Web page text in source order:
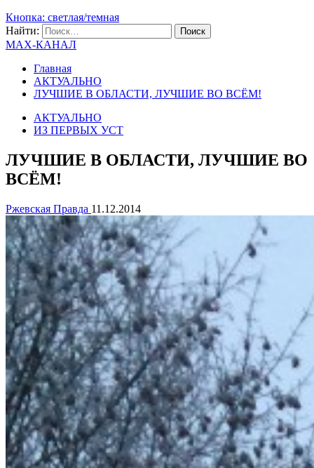
Кнопка: светлая/темная
Найти:
MAX-КАНАЛ
Главная
АКТУАЛЬНО
ЛУЧШИЕ В ОБЛАСТИ, ЛУЧШИЕ ВО ВСЁМ!
АКТУАЛЬНО
ИЗ ПЕРВЫХ УСТ
ЛУЧШИЕ В ОБЛАСТИ, ЛУЧШИЕ ВО
ВСЁМ!
Ржевская Правда 11.12.2014